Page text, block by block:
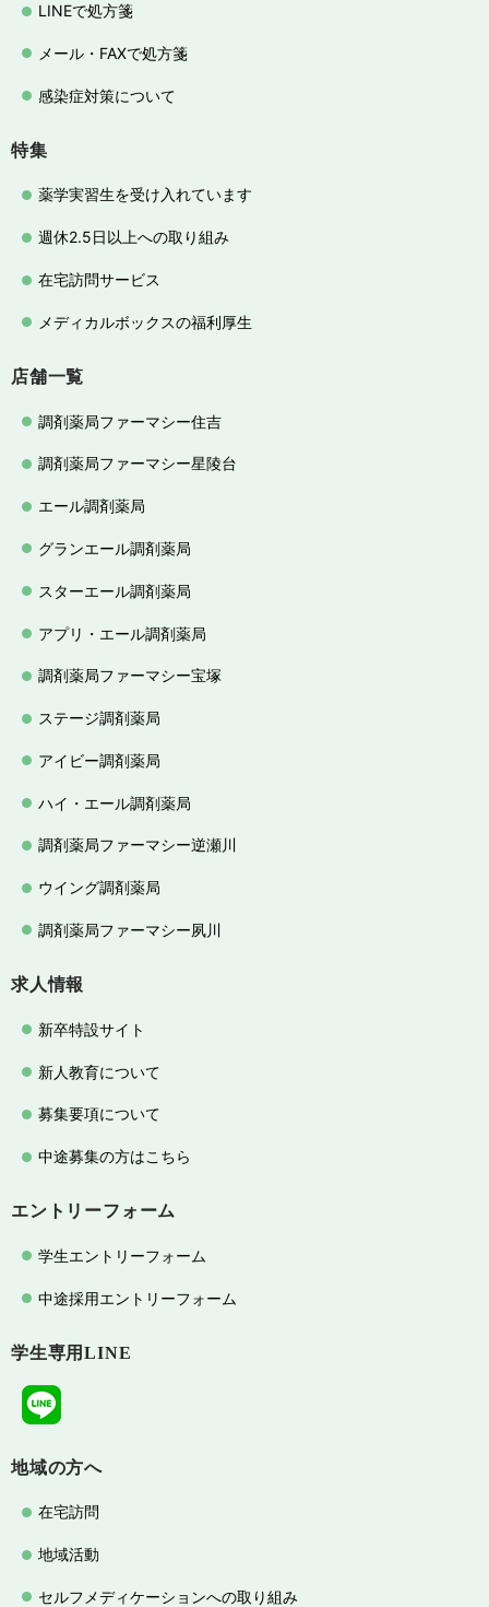
LINEで処方箋
メール・FAXで処方箋
感染症対策について
特集
薬学実習生を受け入れています
週休2.5日以上への取り組み
在宅訪問サービス
メディカルボックスの福利厚生
店舗一覧
調剤薬局ファーマシー住吉
調剤薬局ファーマシー星陵台
エール調剤薬局
グランエール調剤薬局
スターエール調剤薬局
アプリ・エール調剤薬局
調剤薬局ファーマシー宝塚
ステージ調剤薬局
アイビー調剤薬局
ハイ・エール調剤薬局
調剤薬局ファーマシー逆瀬川
ウイング調剤薬局
調剤薬局ファーマシー夙川
求人情報
新卒特設サイト
新人教育について
募集要項について
中途募集の方はこちら
エントリーフォーム
学生エントリーフォーム
中途採用エントリーフォーム
学生専用LINE
地域の方へ
在宅訪問
地域活動
セルフメディケーションへの取り組み